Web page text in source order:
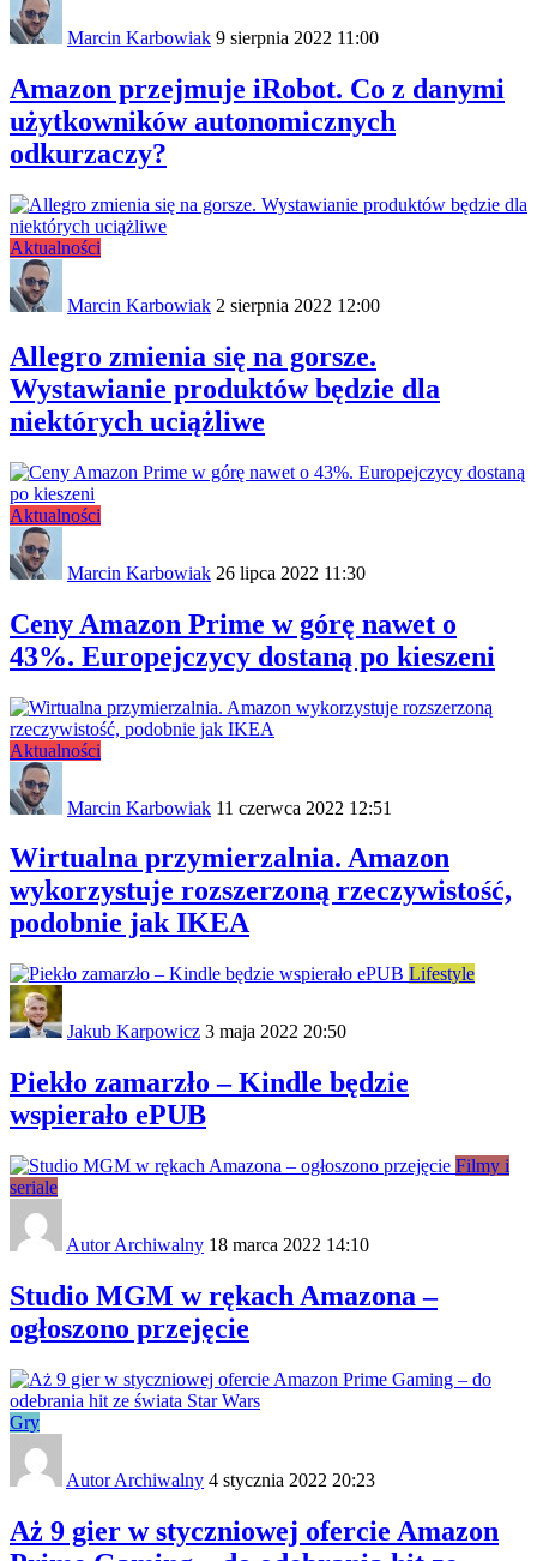
Marcin Karbowiak 9 sierpnia 2022 11:00
Amazon przejmuje iRobot. Co z danymi
użytkowników autonomicznych
odkurzaczy?
Aktualności
Marcin Karbowiak 2 sierpnia 2022 12:00
Allegro zmienia się na gorsze.
Wystawianie produktów będzie dla
niektórych uciążliwe
Aktualności
Marcin Karbowiak 26 lipca 2022 11:30
Ceny Amazon Prime w górę nawet o
43%. Europejczycy dostaną po kieszeni
Aktualności
Marcin Karbowiak 11 czerwca 2022 12:51
Wirtualna przymierzalnia. Amazon
wykorzystuje rozszerzoną rzeczywistość,
podobnie jak IKEA
Lifestyle
Jakub Karpowicz 3 maja 2022 20:50
Piekło zamarzło – Kindle będzie
wspierało ePUB
Filmy i
seriale
Autor Archiwalny 18 marca 2022 14:10
Studio MGM w rękach Amazona –
ogłoszono przejęcie
Gry
Autor Archiwalny 4 stycznia 2022 20:23
Aż 9 gier w styczniowej ofercie Amazon